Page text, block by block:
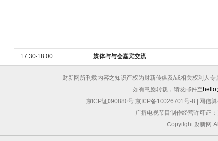
17:30-18:00 媒体与与会嘉宾交流
财新网所刊载内容之知识产权为财新传媒及/或相关权利人
如有意愿转载，请发邮件至
京ICP证090880号 京ICP备10026701号-8
网信
广播电视节目制作经营许可证
Copyright 财新网